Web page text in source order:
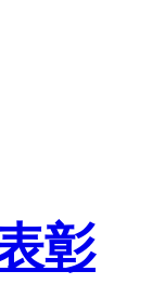
彰